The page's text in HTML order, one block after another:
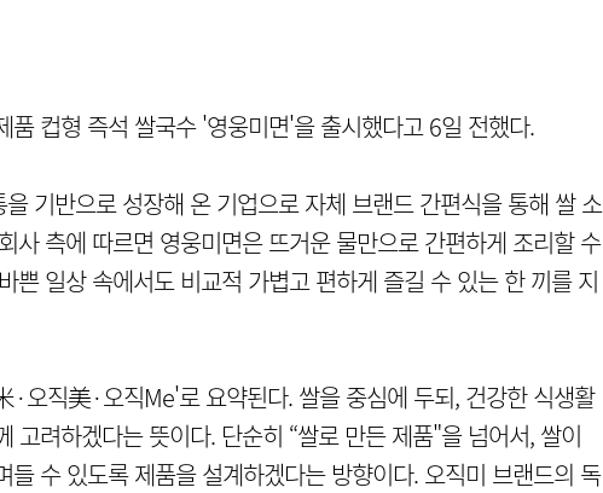
품 컵형 즉석 쌀국수 '영웅미면'을 출시했다고 6일 전했다.
기반으로 성장해 온 기업으로 자체 브랜드 간편식을 통해 쌀 소
사 측에 따르면 영웅미면은 뜨거운 물만으로 간편하게 조리할 수
쁜 일상 속에서도 비교적 가볍고 편하게 즐길 수 있는 한 끼를 지
·오직美·오직Me'로 요약된다. 쌀을 중심에 두되, 건강한 식생활
고려하겠다는 뜻이다. 단순히 “쌀로 만든 제품"을 넘어서, 쌀이
들 수 있도록 제품을 설계하겠다는 방향이다. 오직미 브랜드의 독